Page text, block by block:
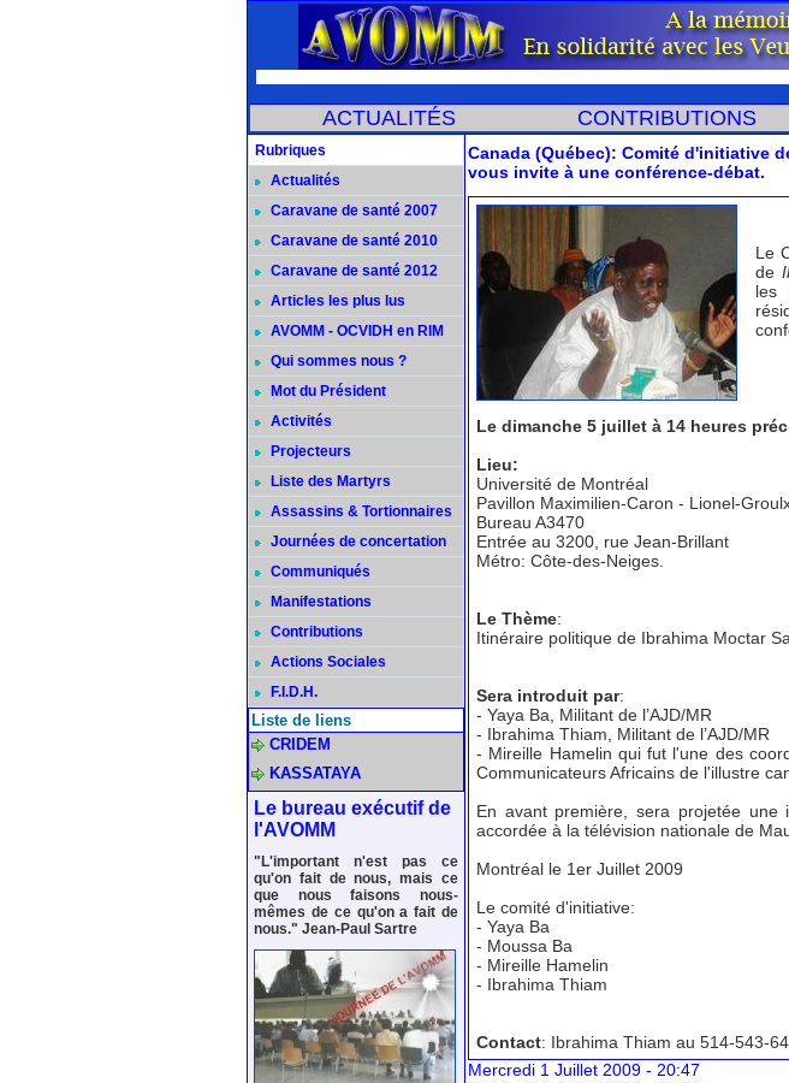
ACTUALITÉS CONTRIBUTIONS
Rubriques
Actualités
Caravane de santé 2007
Caravane de santé 2010
Caravane de santé 2012
Articles les plus lus
AVOMM - OCVIDH en RIM
Qui sommes nous ?
Mot du Président
Activités
Projecteurs
Liste des Martyrs
Assassins & Tortionnaires
Journées de concertation
Communiqués
Manifestations
Contributions
Actions Sociales
F.I.D.H.
Liste de liens
CRIDEM
KASSATAYA
Le bureau exécutif de
l'AVOMM
"L'important n'est pas ce
qu'on fait de nous, mais ce
que nous faisons nous-
mêmes de ce qu'on a fait de
nous." Jean-Paul Sartre
Canada (Québec): Comité d'initiative
vous invite à une conférence-débat.
Le
de
les
Le dimanche 5 juillet à 14 heures
Lieu:
Université de Montréal
Pavillon Maximilien-Caron - Lionel-
Bureau A3470
Entrée au 3200, rue Jean-Brillant
Métro: Côte-des-Neiges.
Le Thème:
Itinéraire politique de Ibrahima Moctar
Sera introduit par:
- Yaya Ba, Militant de l’AJD/MR
- Ibrahima Thiam, Militant de l’AJD/MR
- Mireille Hamelin qui fut l'une des
Communicateurs Africains de l'illustre
En avant première, sera projetée une
accordée à la télévision nationale de
Montréal le 1er Juillet 2009
Le comité d'initiative:
- Yaya Ba
- Moussa Ba
- Mireille Hamelin
- Ibrahima Thiam
Contact: Ibrahima Thiam au 514-543-
Mercredi 1 Juillet 2009 - 20:47